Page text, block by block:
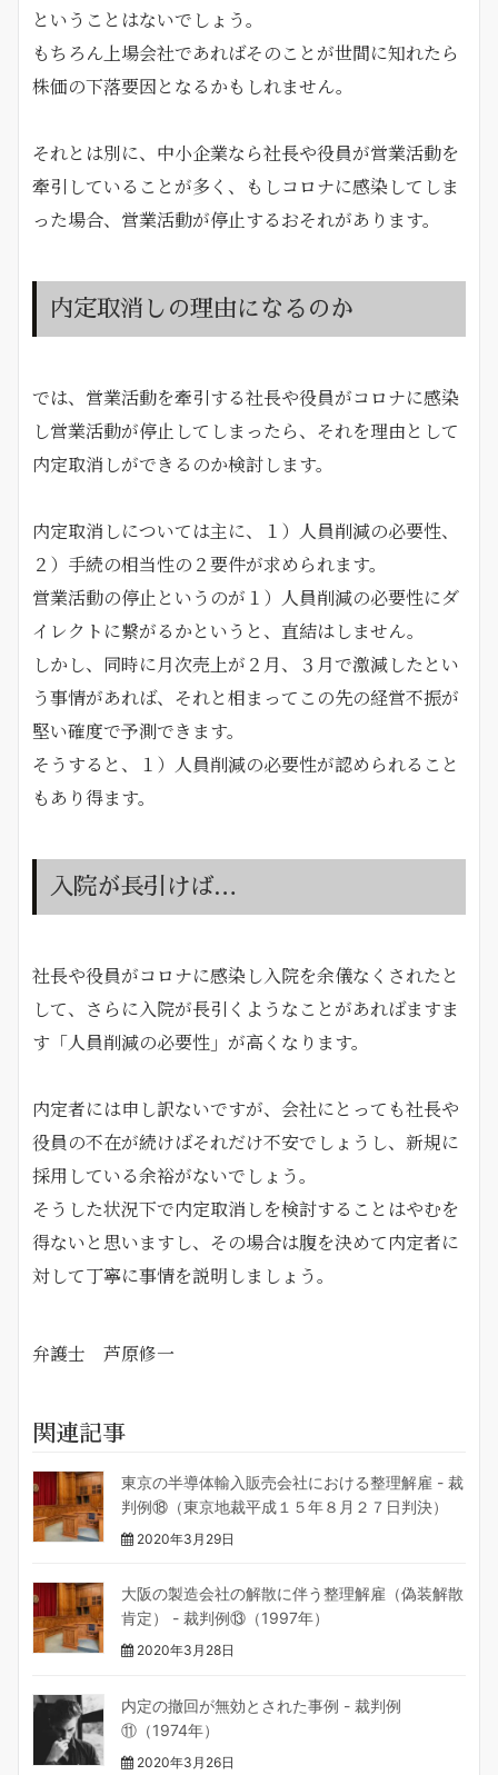
ということはないでしょう。
もちろん上場会社であればそのことが世間に知れたら
株価の下落要因となるかもしれません。
それとは別に、中小企業なら社長や役員が営業活動を
牽引していることが多く、もしコロナに感染してしま
った場合、営業活動が停止するおそれがあります。
内定取消しの理由になるのか
では、営業活動を牽引する社長や役員がコロナに感染
し営業活動が停止してしまったら、それを理由として
内定取消しができるのか検討します。
内定取消しについては主に、１）人員削減の必要性、
２）手続の相当性の２要件が求められます。
営業活動の停止というのが１）人員削減の必要性にダ
イレクトに繋がるかというと、直結はしません。
しかし、同時に月次売上が２月、３月で激減したとい
う事情があれば、それと相まってこの先の経営不振が
堅い確度で予測できます。
そうすると、１）人員削減の必要性が認められること
もあり得ます。
入院が長引けば…
社長や役員がコロナに感染し入院を余儀なくされたと
して、さらに入院が長引くようなことがあればますま
す「人員削減の必要性」が高くなります。
内定者には申し訳ないですが、会社にとっても社長や
役員の不在が続けばそれだけ不安でしょうし、新規に
採用している余裕がないでしょう。
そうした状況下で内定取消しを検討することはやむを
得ないと思いますし、その場合は腹を決めて内定者に
対して丁寧に事情を説明しましょう。
弁護士 芦原修一
関連記事
東京の半導体輸入販売会社における整理解雇 - 裁
判例⑱（東京地裁平成１５年８月２７日判決）
2020年3月29日
大阪の製造会社の解散に伴う整理解雇（偽装解散
肯定） - 裁判例⑬（1997年）
2020年3月28日
内定の撤回が無効とされた事例 - 裁判例
⑪（1974年）
2020年3月26日